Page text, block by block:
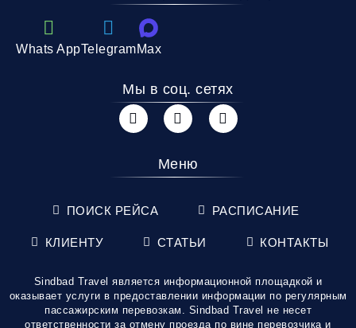
Whats AppTelegramMax
Мы в соц. сетях
Меню
ПОИСК РЕЙСА РАСПИСАНИЕ
КЛИЕНТУ СТАТЬИ КОНТАКТЫ
Sindbad Travel является информационной площадкой и
оказывает услуги в предоставлении информации по регулярным
пассажирским перевозкам. Sindbad Travel не несет
ответственности за отмену проезда по вине перевозчика и